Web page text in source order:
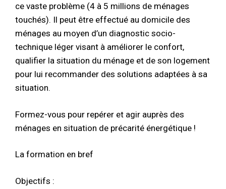
ce vaste problème (4 à 5 millions de ménages
touchés). Il peut être effectué au domicile des
ménages au moyen d’un diagnostic socio-
technique léger visant à améliorer le confort,
qualifier la situation du ménage et de son logement
pour lui recommander des solutions adaptées à sa
situation.
Formez-vous pour repérer et agir auprès des
ménages en situation de précarité énergétique !
La formation en bref
Objectifs :